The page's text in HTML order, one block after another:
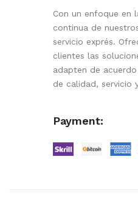
Con un enfoque en
continua de
servicio exprés.
clientes las
adapten de
de calidad, servicio
Payment: